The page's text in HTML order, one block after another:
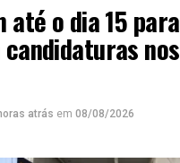
até o dia 15 para
nos
atrás em 08/08/2026